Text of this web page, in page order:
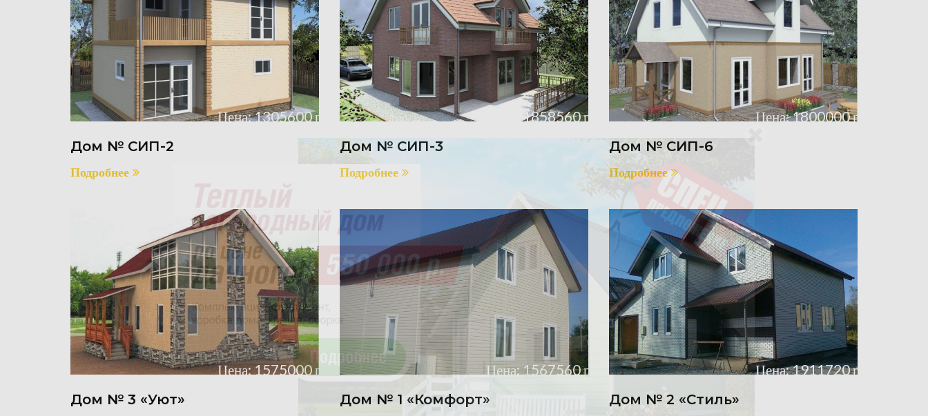
Дом № СИП-2
Цена: 1305600 р.
Подробнее
Дом № СИП-3
Цена: 1858560 р.
Подробнее
Дом № СИП-6
Цена: 1800000 р.
Подробнее
Дом № 3 «Уют»
Цена: 1575000 р.
Дом № 1 «Комфорт»
Цена: 1567560 р.
Дом № 2 «Стиль»
Цена: 1911720 р.